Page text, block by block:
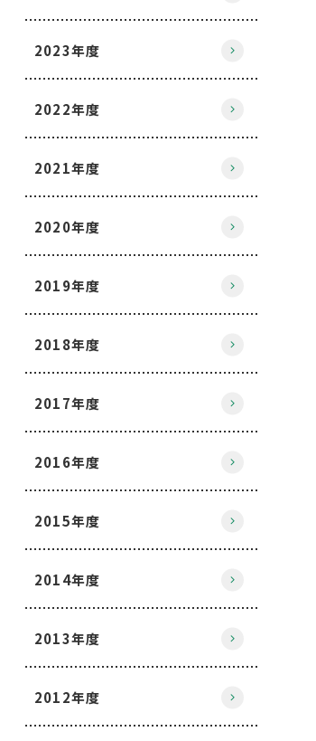
2023年度
2022年度
2021年度
2020年度
2019年度
2018年度
2017年度
2016年度
2015年度
2014年度
2013年度
2012年度